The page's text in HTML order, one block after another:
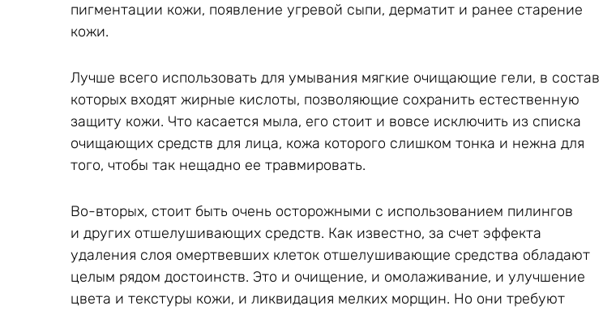
пигментации кожи, появление угревой сыпи, дерматит и ранее старение
кожи.
Лучше всего использовать для умывания мягкие очищающие гели, в состав
которых входят жирные кислоты, позволяющие сохранить естественную
защиту кожи. Что касается мыла, его стоит и вовсе исключить из списка
очищающих средств для лица, кожа которого слишком тонка и нежна для
того, чтобы так нещадно ее травмировать.
Во-вторых, стоит быть очень осторожными с использованием пилингов
и других отшелушивающих средств. Как известно, за счет эффекта
удаления слоя омертвевших клеток отшелушивающие средства обладают
целым рядом достоинств. Это и очищение, и омолаживание, и улучшение
цвета и текстуры кожи, и ликвидация мелких морщин. Но они требуют